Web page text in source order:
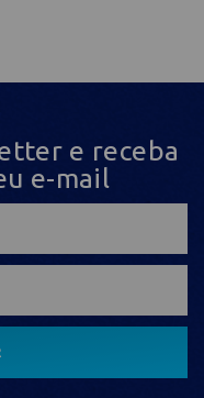
e receba
e-mail